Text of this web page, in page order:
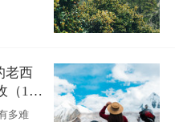
老西
（11
多难